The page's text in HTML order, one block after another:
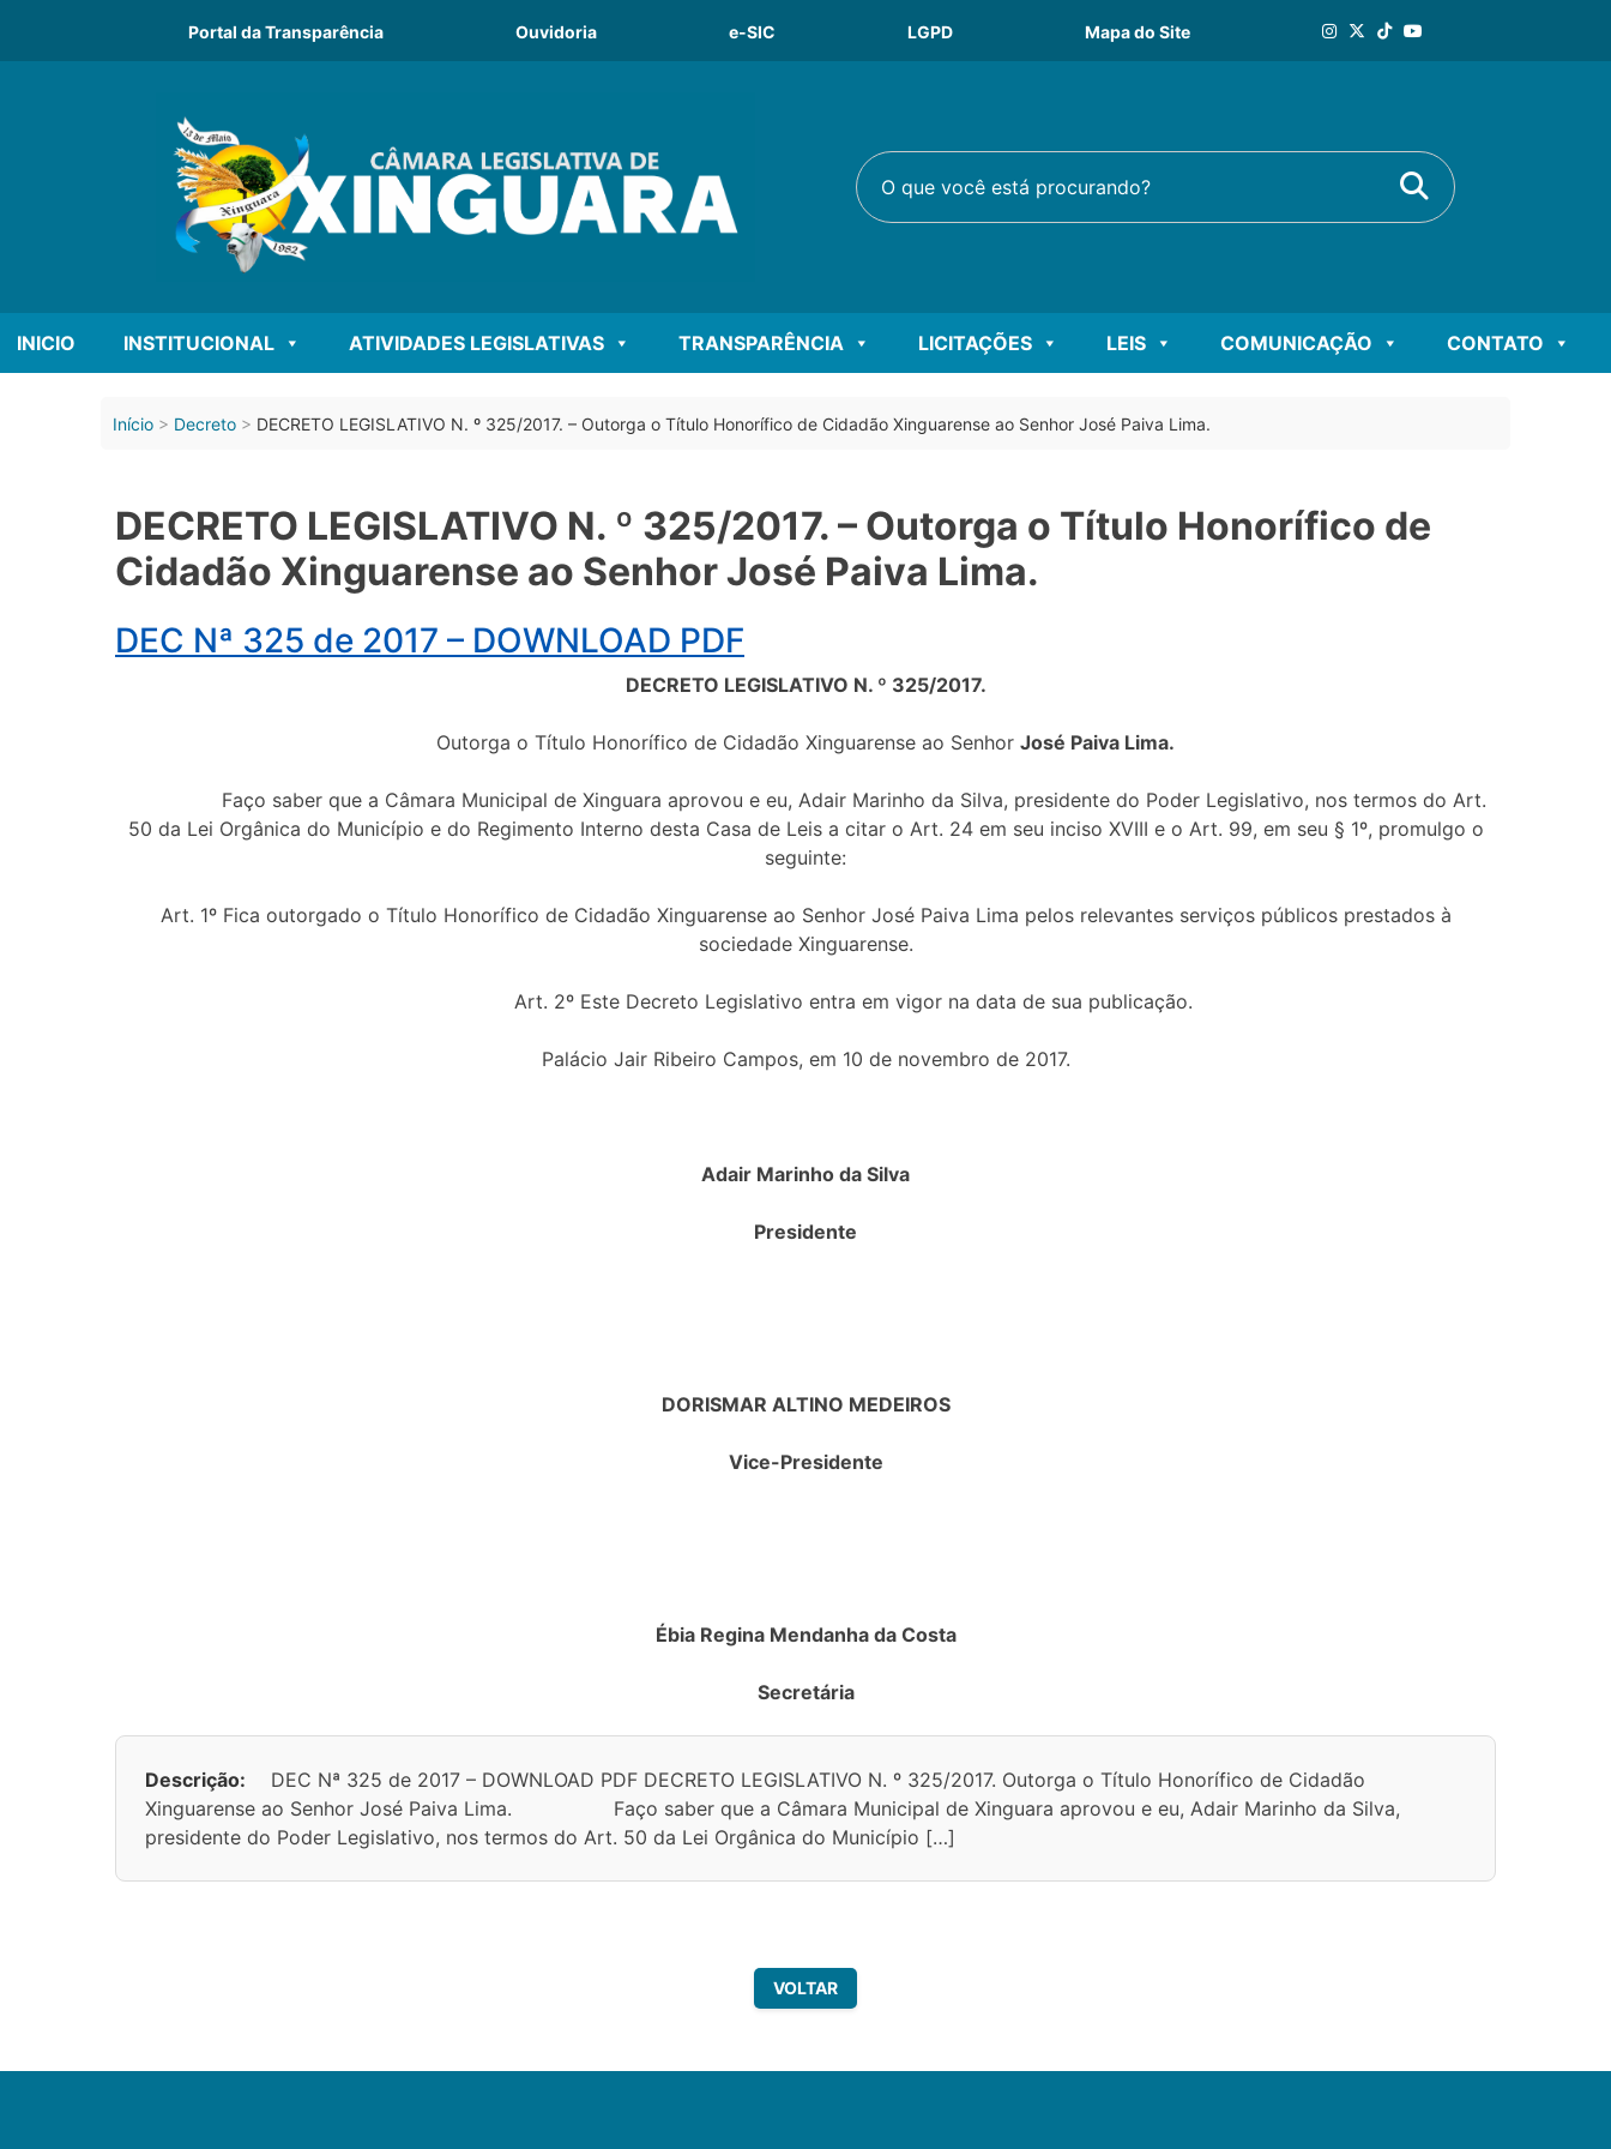
Portal da Transparência Ouvidoria e-SIC LGPD Mapa do Site
O que você está procurando? Buscar
INICIO INSTITUCIONAL ATIVIDADES LEGISLATIVAS TRANSPARÊNCIA LICITAÇÕES LEIS COMUNICAÇÃO CONTATO
Início Decreto DECRETO LEGISLATIVO N. º 325/2017. – Outorga o Título Honorífico de Cidadão Xinguarense ao Senhor José Paiva Lima.
DECRETO LEGISLATIVO N. º 325/2017. – Outorga o Título Honorífico de
Cidadão Xinguarense ao Senhor José Paiva Lima.
DEC Nª 325 de 2017 – DOWNLOAD PDF
DECRETO LEGISLATIVO N. º 325/2017.
Outorga o Título Honorífico de Cidadão Xinguarense ao Senhor José Paiva Lima.
Faço saber que a Câmara Municipal de Xinguara aprovou e eu, Adair Marinho da Silva, presidente do Poder Legislativo, nos termos do Art.
50 da Lei Orgânica do Município e do Regimento Interno desta Casa de Leis a citar o Art. 24 em seu inciso XVIII e o Art. 99, em seu § 1º, promulgo o
seguinte:
Art. 1º Fica outorgado o Título Honorífico de Cidadão Xinguarense ao Senhor José Paiva Lima pelos relevantes serviços públicos prestados à
sociedade Xinguarense.
Art. 2º Este Decreto Legislativo entra em vigor na data de sua publicação.
Palácio Jair Ribeiro Campos, em 10 de novembro de 2017.
Adair Marinho da Silva
Presidente
DORISMAR ALTINO MEDEIROS
Vice-Presidente
Ébia Regina Mendanha da Costa
Secretária
Descrição:
DEC Nª 325 de 2017 – DOWNLOAD PDF DECRETO LEGISLATIVO N. º 325/2017. Outorga o Título Honorífico de Cidadão
Xinguarense ao Senhor José Paiva Lima. Faço saber que a Câmara Municipal de Xinguara aprovou e eu, Adair Marinho da Silva,
presidente do Poder Legislativo, nos termos do Art. 50 da Lei Orgânica do Município […]
VOLTAR